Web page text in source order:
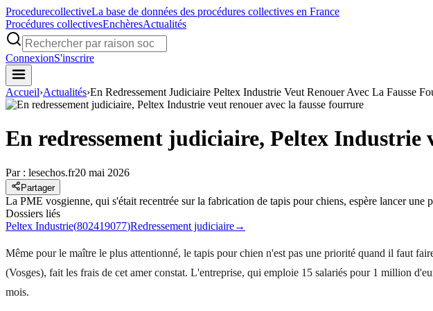
ProcedurecollectiveLa base de données des procédures collectives en France
Procédures collectivesEnchèresActualités
ConnexionS'inscrire
Accueil›Actualités›En Redressement Judiciaire Peltex Industrie Veut Renouer Avec La Fausse
En redressement judiciaire, Peltex Industrie
Par : lesechos.fr20 mai 2026
Partager
La PME vosgienne, qui s'était recentrée sur la fabrication de tapis pour chiens, espère lancer
Dossiers liés
Peltex Industrie(802419077)Redressement judiciaire→
Même pour le maître le plus attentionné, le tapis pour chien n'est pas une priorité quand il faut
(Vosges), fait les frais de cet amer constat. L'entreprise, qui emploie 15 salariés pour 1 million
mois.